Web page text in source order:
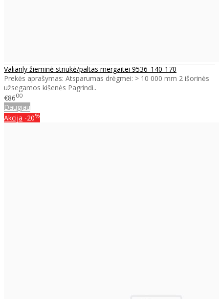
Valianly žieminė striukė/paltas mergaitei 9536_140-170
Prekės aprašymas: Atsparumas drėgmei: > 10 000 mm 2 išorinės
užsegamos kišenės Pagrindi..
€8600
Daugiau
Akcija -20%